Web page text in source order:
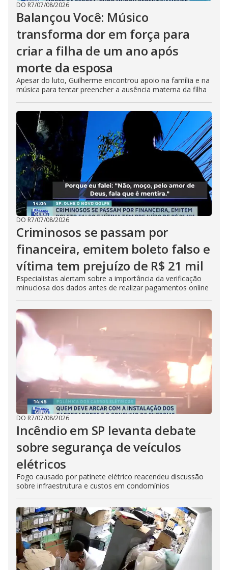
DO R7/07/08/2026
Balançou Você: Músico
transforma dor em força para
criar a filha de um ano após
morte da esposa
Apesar do luto, Guilherme encontrou apoio na família e na
música para tentar preencher a ausência materna da filha
DO R7/07/08/2026
Criminosos se passam por
financeira, emitem boleto falso e
vítima tem prejuízo de R$ 21 mil
Especialistas alertam sobre a importância da verificação
minuciosa dos dados antes de realizar pagamentos online
DO R7/07/08/2026
Incêndio em SP levanta debate
sobre segurança de veículos
elétricos
Fogo causado por patinete elétrico reacendeu discussão
sobre infraestrutura e custos em condomínios